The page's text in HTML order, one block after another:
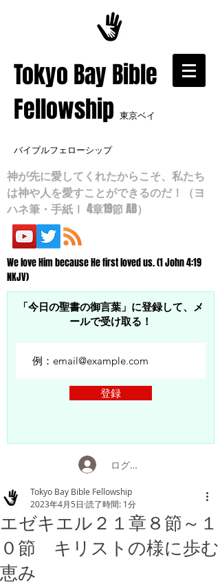
​Tokyo Bay Bible
Fellowship 東京ベイ
バイブルフェローシップ
神が先に愛してくれたからこそ、私たち
は神や人を愛すことができるのだ！（ヨ
ハネ筆・手紙Ⅰ 4章19節 AB）
We love Him because He first loved us. (1 John 4:19
NKJV)
「今日の聖書の御言葉」に登録して、メ
ールで受け取る！
登録
ログイン
エゼキエル２１章８節～１
０節 キリストの様に歩む
恵み
Tokyo Bay Bible Fellowship
2023年4月5日 読了時間: 1分